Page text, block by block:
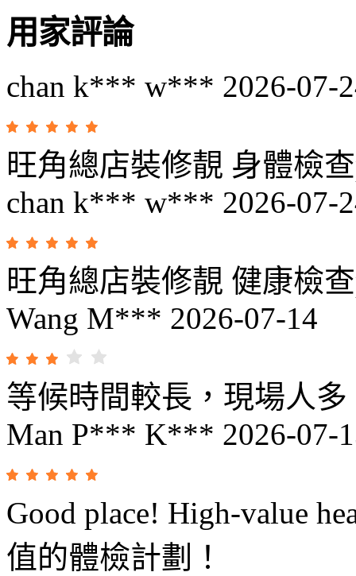
用家評論
chan k*** w*** 2026-07-
旺角總店裝修靚 身體檢
chan k*** w*** 2026-07-
旺角總店裝修靚 健康檢
Wang M*** 2026-07-14
等候時間較長，現場人多
Man P*** K*** 2026-07-
Good place! High-value
值的體檢計劃！